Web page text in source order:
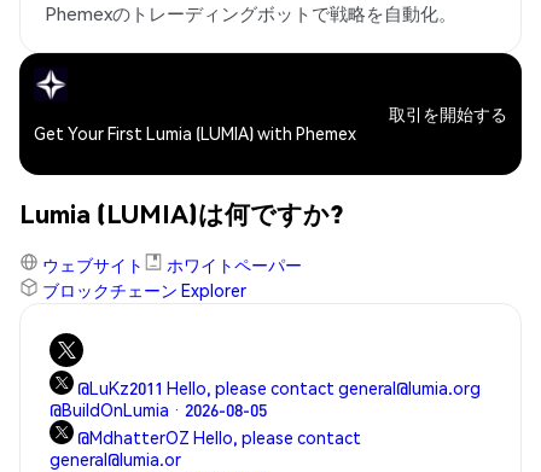
Phemexのトレーディングボットで戦略を自動化。
Get Your First Lumia (LUMIA) with Phemex
取引を開始する
Lumia (LUMIA)は何ですか?
ウェブサイト
ホワイトペーパー
ブロックチェーン Explorer
@LuKz2011 Hello, please contact general@lumia.org
@BuildOnLumia · 2026-08-05
@MdhatterOZ Hello, please contact
general@lumia.or